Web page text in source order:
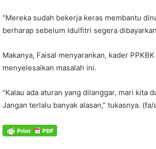
“Mereka sudah bekerja keras membantu
berharap sebelum Idulfitri segera
Makanya, Faisal menyarankan, kader
menyelesaikan masalah ini.
“Kalau ada aturan yang dilanggar, mari kita
Jangan terlalu banyak alasan,” tukasnya. (fa/